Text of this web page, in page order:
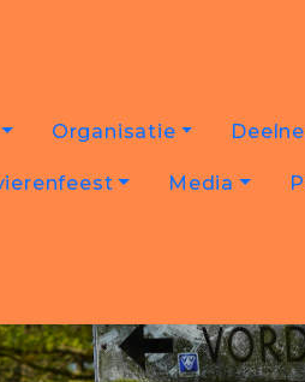
Organisatie
Media